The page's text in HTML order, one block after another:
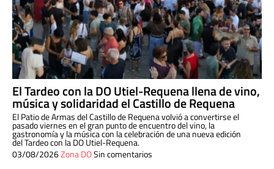
El Tardeo con la DO Utiel-Requena llena de vino,
música y solidaridad el Castillo de Requena
El Patio de Armas del Castillo de Requena volvió a convertirse el
pasado viernes en el gran punto de encuentro del vino, la
gastronomía y la música con la celebración de una nueva edición
del Tardeo con la DO Utiel-Requena.
03/08/2026Zona DOSin comentarios